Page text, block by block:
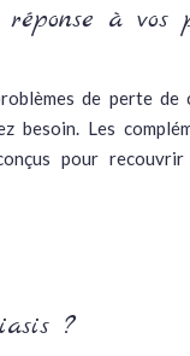
à vos
de perte de
besoin. Les
pour
?